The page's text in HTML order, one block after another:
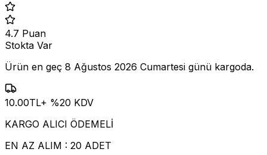
4.7 Puan
Stokta Var
Ürün en geç 8 Ağustos 2026 Cumartesi günü kargoda.
10.00TL+ %20 KDV
KARGO ALICI ÖDEMELİ
EN AZ ALIM : 20 ADET